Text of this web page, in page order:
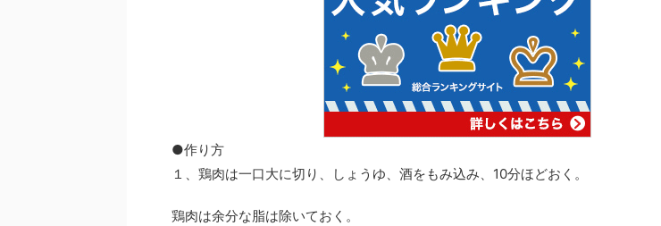
●作り方
１、鶏肉は一口大に切り、しょうゆ、酒をもみ込み、10分ほどおく。
鶏肉は余分な脂は除いておく。